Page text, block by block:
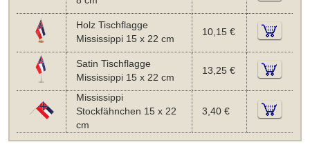
Holz Tischflagge
Mississippi 15 x 22 cm
10,15 €
Satin Tischflagge
Mississippi 15 x 22 cm
13,25 €
Mississippi
Stockfähnchen 15 x 22
cm
3,40 €